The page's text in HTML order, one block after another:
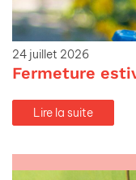
24 juillet 2026
Fermeture
Lire la suite